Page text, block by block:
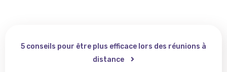
5 conseils pour être plus efficace lors des réunions à
distance